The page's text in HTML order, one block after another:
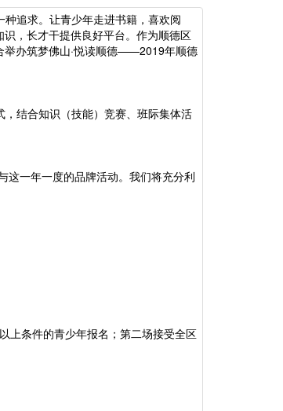
追求。让青少年走进书籍，喜欢阅
，长才干提供良好平台。作为顺德区
举办筑梦佛山·悦读顺德——2019年顺德
结合知识（技能）竞赛、班际集体活
这一年一度的品牌活动。我们将充分利
上条件的青少年报名；第二场接受全区